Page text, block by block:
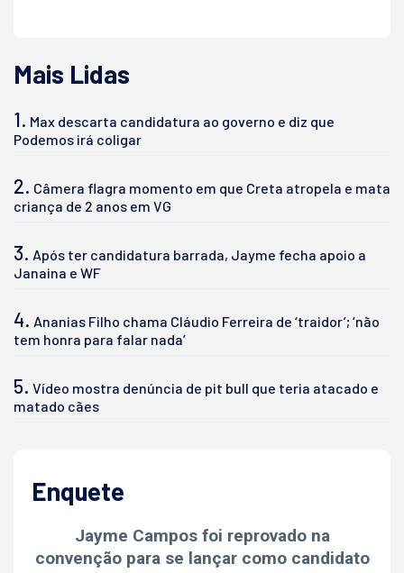
Mais Lidas
1. Max descarta candidatura ao governo e diz que
Podemos irá coligar
2. Câmera flagra momento em que Creta atropela e mata
criança de 2 anos em VG
3. Após ter candidatura barrada, Jayme fecha apoio a
Janaina e WF
4. Ananias Filho chama Cláudio Ferreira de ‘traidor’; ‘não
tem honra para falar nada’
5. Vídeo mostra denúncia de pit bull que teria atacado e
matado cães
Enquete
Jayme Campos foi reprovado na
convenção para se lançar como candidato